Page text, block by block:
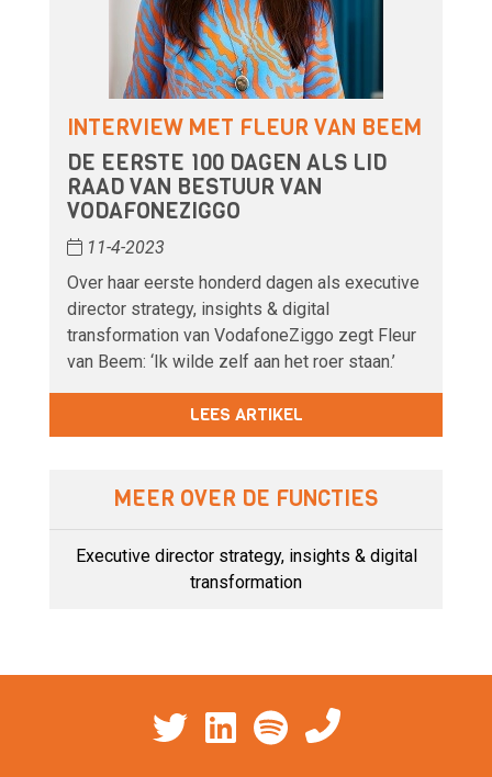
INTERVIEW MET FLEUR VAN BEEM
DE EERSTE 100 DAGEN ALS LID
RAAD VAN BESTUUR VAN
VODAFONEZIGGO
11-4-2023
Over haar eerste honderd dagen als executive
director strategy, insights & digital
transformation van VodafoneZiggo zegt Fleur
van Beem: ‘Ik wilde zelf aan het roer staan.’
LEES ARTIKEL
MEER OVER DE FUNCTIES
Executive director strategy, insights & digital
transformation